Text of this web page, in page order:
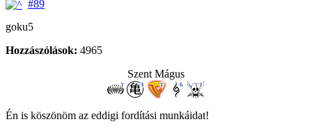
#89
goku5
Hozzászólások: 4965
Szent Mágus
Én is köszönöm az eddigi fordítási munkáidat!